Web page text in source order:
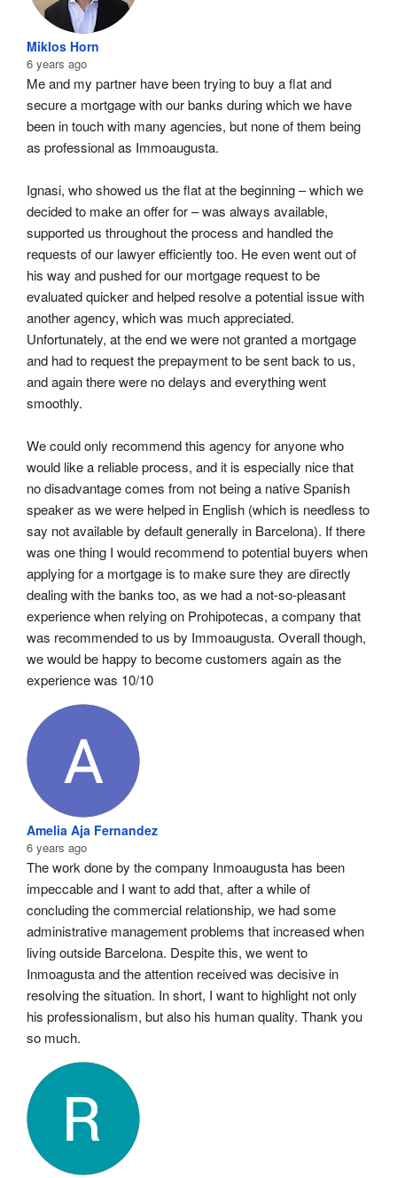
Miklos Horn
6 years ago
Me and my partner have been trying to buy a flat and
secure a mortgage with our banks during which we have
been in touch with many agencies, but none of them being
as professional as Immoaugusta.
Ignasi, who showed us the flat at the beginning – which we
decided to make an offer for – was always available,
supported us throughout the process and handled the
requests of our lawyer efficiently too. He even went out of
his way and pushed for our mortgage request to be
evaluated quicker and helped resolve a potential issue with
another agency, which was much appreciated.
Unfortunately, at the end we were not granted a mortgage
and had to request the prepayment to be sent back to us,
and again there were no delays and everything went
smoothly.
We could only recommend this agency for anyone who
would like a reliable process, and it is especially nice that
no disadvantage comes from not being a native Spanish
speaker as we were helped in English (which is needless to
say not available by default generally in Barcelona). If there
was one thing I would recommend to potential buyers when
applying for a mortgage is to make sure they are directly
dealing with the banks too, as we had a not-so-pleasant
experience when relying on Prohipotecas, a company that
was recommended to us by Immoaugusta. Overall though,
we would be happy to become customers again as the
experience was 10/10
Amelia Aja Fernandez
6 years ago
The work done by the company Inmoaugusta has been
impeccable and I want to add that, after a while of
concluding the commercial relationship, we had some
administrative management problems that increased when
living outside Barcelona. Despite this, we went to
Inmoagusta and the attention received was decisive in
resolving the situation. In short, I want to highlight not only
his professionalism, but also his human quality. Thank you
so much.